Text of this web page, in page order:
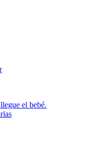
el bebé.